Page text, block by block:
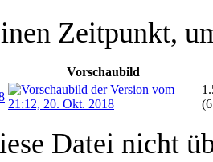
Zeitpunkt,
Vorschaubild
Datei nicht